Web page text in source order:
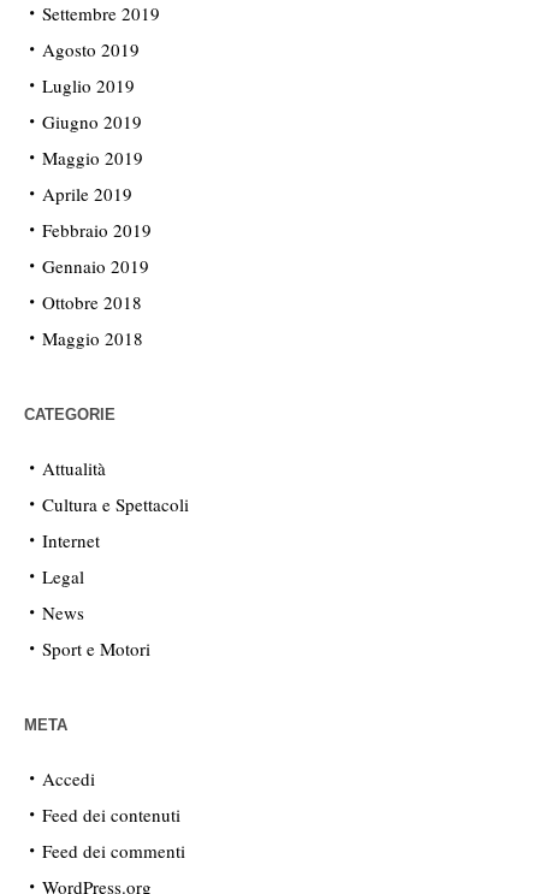
Settembre 2019
Agosto 2019
Luglio 2019
Giugno 2019
Maggio 2019
Aprile 2019
Febbraio 2019
Gennaio 2019
Ottobre 2018
Maggio 2018
CATEGORIE
Attualità
Cultura e Spettacoli
Internet
Legal
News
Sport e Motori
META
Accedi
Feed dei contenuti
Feed dei commenti
WordPress.org